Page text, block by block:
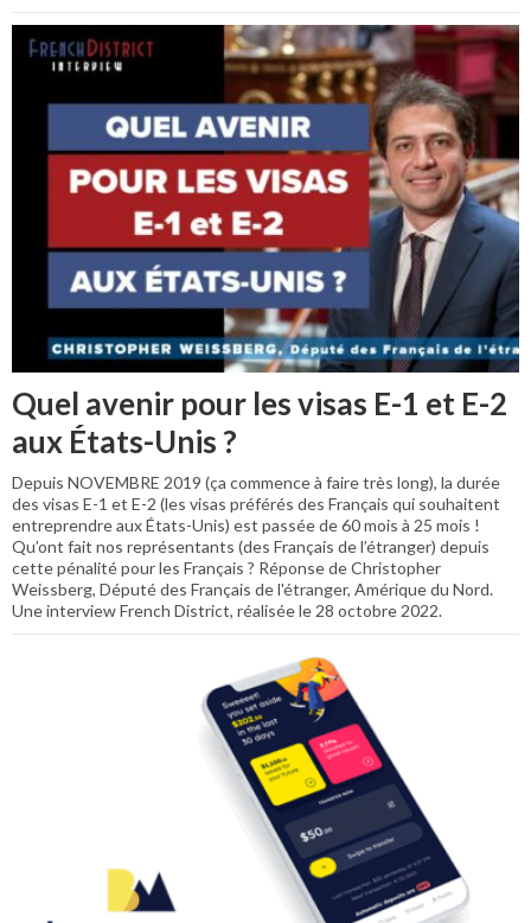
Quel avenir pour les visas E-1 et E-2
aux États-Unis ?
Depuis NOVEMBRE 2019 (ça commence à faire très long), la durée
des visas E-1 et E-2 (les visas préférés des Français qui souhaitent
entreprendre aux États-Unis) est passée de 60 mois à 25 mois !
Qu’ont fait nos représentants (des Français de l’étranger) depuis
cette pénalité pour les Français ? Réponse deChristopher
Weissberg, Député des Français de l'étranger, Amérique du Nord.
Une interview French District, réalisée le 28 octobre 2022.